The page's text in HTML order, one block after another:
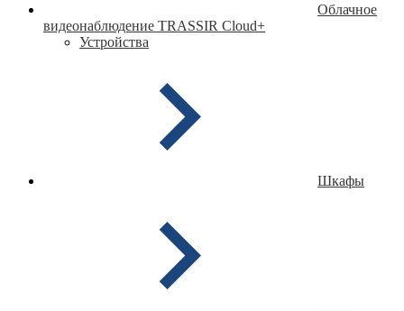
Облачное
видеонаблюдение TRASSIR Cloud+
Устройства
Шкафы